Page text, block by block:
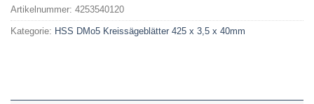
Artikelnummer: 4253540120
Kategorie: HSS DMo5 Kreissägeblätter 425 x 3,5 x 40mm